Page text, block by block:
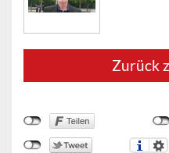
Zurück